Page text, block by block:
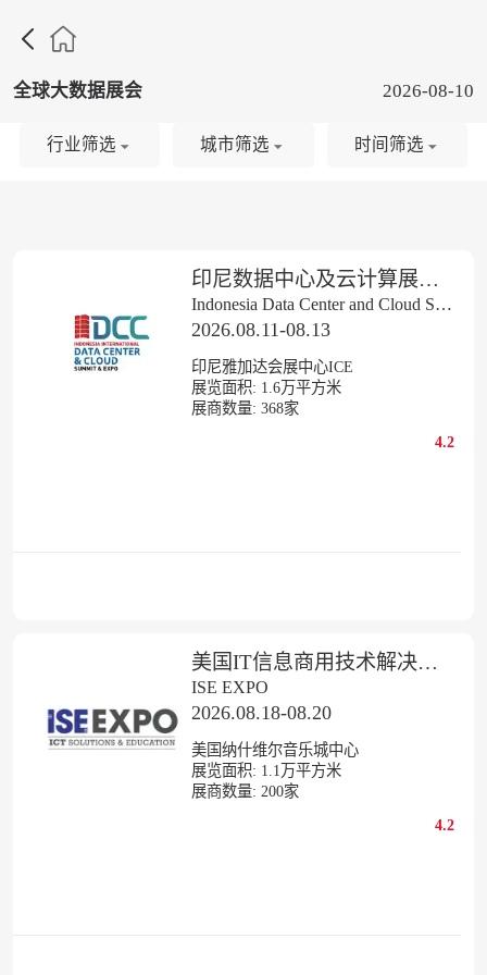

全球大数据展会 2026-08-10
印尼数据中心及云计算展览会IIDCC
Indonesia Data Center and Cloud Summit & Expo
2026.08.11-08.13
印尼雅加达会展中心ICE
展览面积: 1.6万平方米
展商数量: 368家
4.2
美国IT信息商用技术解决方案展览会
ISE EXPO
2026.08.18-08.20
美国纳什维尔音乐城中心
展览面积: 1.1 万平方米
展商数量: 200家
4.2
行业筛选 城市筛选 时间筛选